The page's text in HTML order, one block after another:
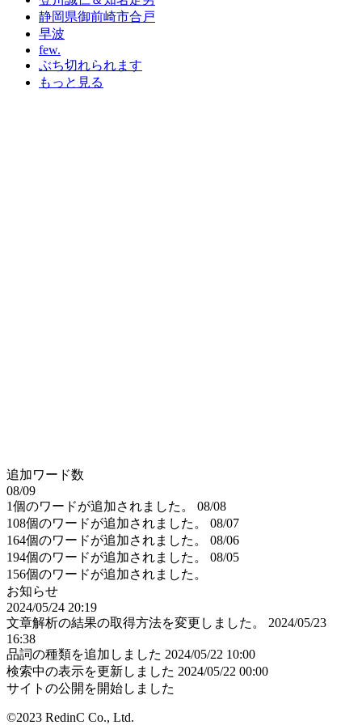
静岡県御前崎市合戸
早波
few.
ぶち切れられます
もっと見る
追加ワード数
08/09
1個のワードが追加されました。
08/08
108個のワードが追加されました。
08/07
164個のワードが追加されました。
08/06
194個のワードが追加されました。
08/05
156個のワードが追加されました。
お知らせ
2024/05/24 20:19
文章解析の結果の取得方法を変更しました。
2024/05/23
16:38
品詞の種類を追加しました 2024/05/22 10:00
検索中の表示を更新しました 2024/05/22 00:00
サイトの公開を開始しました
©2023 RedinC Co., Ltd.